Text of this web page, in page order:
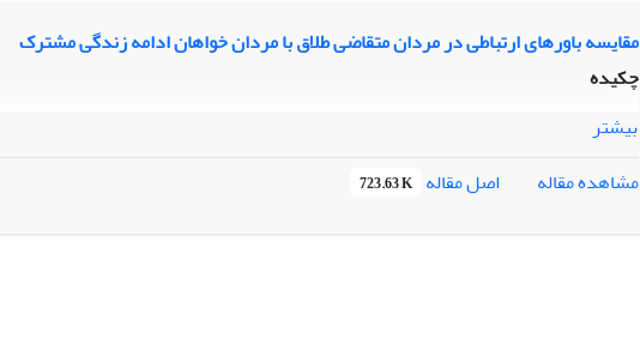
مقایسه باورهای ارتباطی در مردان متقاضی طلاق با مردان خواهان ادامه زندگی مشترک
چکیده
بیشتر
مشاهده مقاله
اصل مقاله 723.63 K